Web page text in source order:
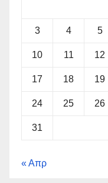
3 4 5
10 11 12
17 18 19
24 25 26
31
« Απρ